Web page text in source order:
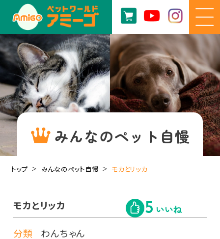
みんなのペット自慢
トップ みんなのペット自慢 モカとリッカ
モカとリッカ 5 いいね
分類 わんちゃん